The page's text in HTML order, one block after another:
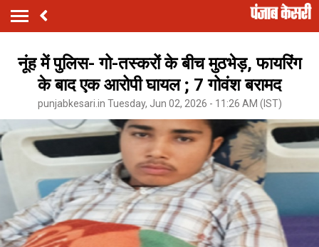
नूंह में पुलिस- गो-तस्करों के बीच मुठभेड़, फायरिंग
के बाद एक आरोपी घायल ; 7 गोवंश बरामद
punjabkesari.in Tuesday, Jun 02, 2026 - 11:26 AM (IST)